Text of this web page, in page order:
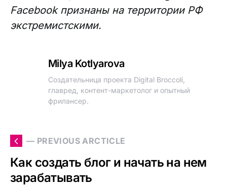
Facebook признаны на территории РФ
экстремистскими.
Milya Kotlyarova
Создательница проекта Digital Broccoli,
главред, контент-маркетолог и опытный
фрилансер.
— PREVIOUS ARCTICLE
Как создать блог и начать на нем
зарабатывать